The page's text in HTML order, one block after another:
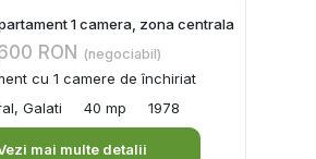
1 camera, zona centrala
RON (negociabil)
cu 1 camere de închiriat
Galati
40 mp 1978
mai multe detalii